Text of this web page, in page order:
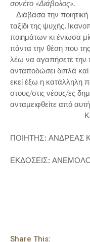
σονέτο «Διάβολος».
Διάβασα την
ταξίδι της ψυχής.
ποιημάτων κι ένιωσα
πάντα την θέση που
λέω να αγαπήσετε την
ανταποδώσει διπλά καί
εκεί έξω η κατάλληλη
στους/στις νέους/ες
ανταμειφθείτε από
ΠΟΙΗΤΗΣ: ΑΝΔΡΕΑΣ
ΕΚΔΟΣΕΙΣ:
Share This: